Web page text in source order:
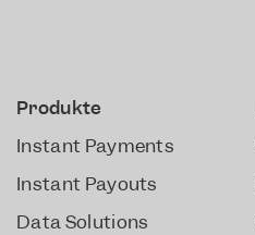
Produkte
Instant Payments
Instant Payouts
Data Solutions